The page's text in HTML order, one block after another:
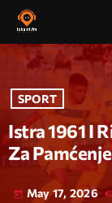
SPORT
Istra 1961 I
Za
today May 17, 2026